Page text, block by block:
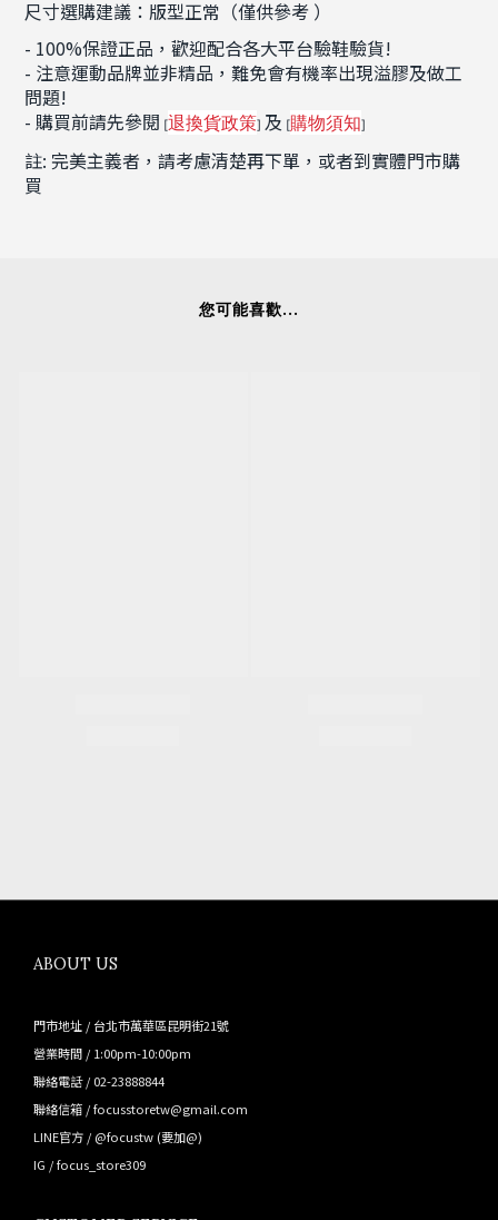
尺寸選購建議：版型正常（僅供參考 ）
- 100%保證正品，歡迎配合各大平台驗鞋驗貨!
- 注意運動品牌並非精品，難免會有機率出現溢膠及做工
問題!
- 購買前請先參閱 [退換貨政策] 及 [購物須知]
註: 完美主義者，請考慮清楚再下單，或者到實體門市購
買
您可能喜歡...
ABOUT US
門市地址 / 台北市萬華區昆明街21號
營業時間 / 1:00pm-10:00pm
聯絡電話 / 02-23888844
聯絡信箱 / focusstoretw@gmail.com
LINE官方 / @focustw (要加@)
IG /focus_store309